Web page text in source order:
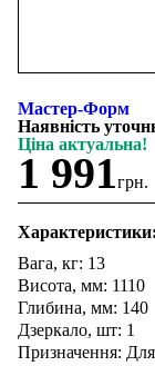
Мастер-Форм
Наявність
Ціна актуальна!
1 991грн.
Характеристики:
Вага, кг: 13
Висота, мм: 1110
Глибина, мм: 140
Дзеркало, шт: 1
Призначення: